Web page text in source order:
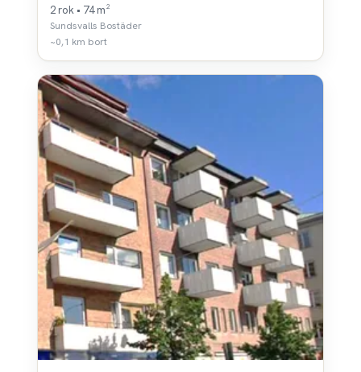
2 rok • 74 m²
Sundsvalls Bostäder
~0,1 km bort